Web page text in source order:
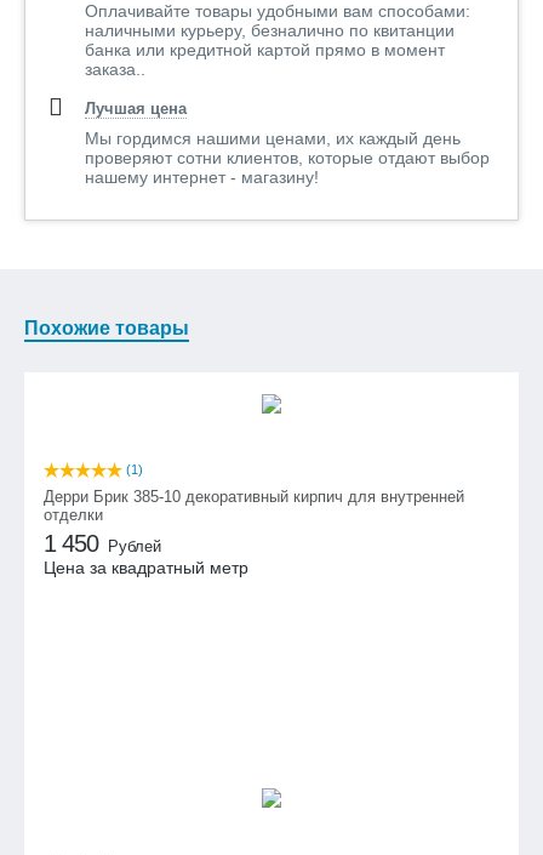
Оплачивайте товары удобными вам способами:
наличными курьеру, безналично по квитанции
банка или кредитной картой прямо в момент
заказа..
Лучшая цена
Мы гордимся нашими ценами, их каждый день
проверяют сотни клиентов, которые отдают выбор
нашему интернет - магазину!
Похожие товары
(1)
Дерри Брик 385-10 декоративный кирпич для внутренней
отделки
1 450 Рублей
Цена за квадратный метр